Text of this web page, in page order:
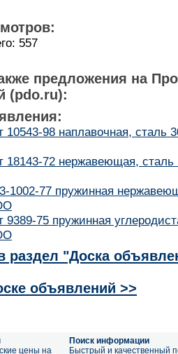
557
предложения на
(pdo.ru):
10543-98 наплавочная, сталь
18143-72 нержавеющая,
1002-77 пружинная
9389-75 пружинная
раздел "Доска
объявлений >>
цены на
Поиск информации
Быстрый и качественный